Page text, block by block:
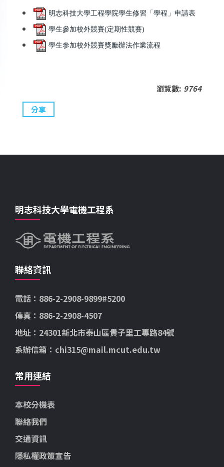
明志科技大學工程學院學生修習「學程」申請表
學生參加校外競賽(定期性競賽)
學生參加校外競賽獎勵辦法作業流程
瀏覽數: 9764
分享
明志科技大學電機工程系
聯絡資訊
電話：886-2-2908-9899#5200
傳真：886-2-2908-4507
地址：24301新北市泰山區貴子里工專路84號
系辦信箱：chi315@mail.mcut.edu.tw
常用連結
本校分機表
聯絡我們
交通資訊
隱私權政策宣告